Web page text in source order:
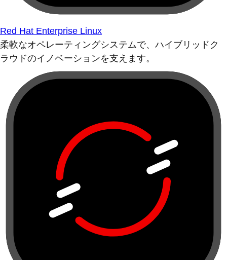
Red Hat Enterprise Linux
柔軟なオペレーティングシステムで、ハイブリッドク
ラウドのイノベーションを支えます。